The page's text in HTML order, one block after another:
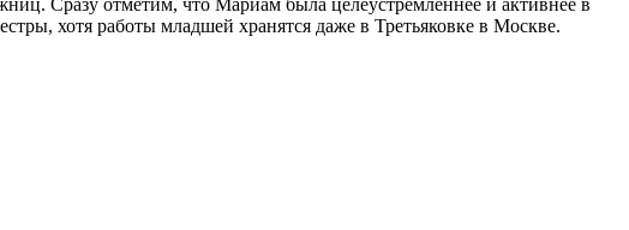
хотя работы младшей хранятся даже в Третьяковке в Москве.